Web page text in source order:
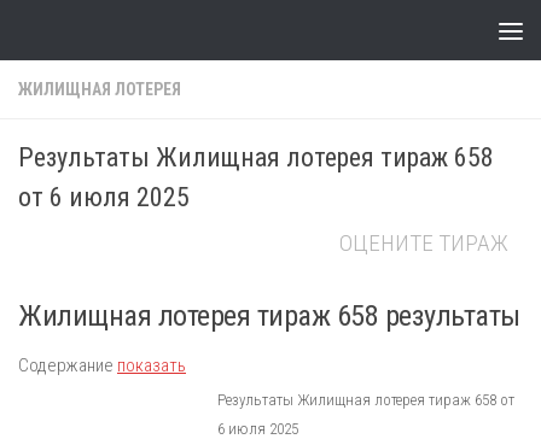
ЖИЛИЩНАЯ ЛОТЕРЕЯ
Результаты Жилищная лотерея тираж 658
от 6 июля 2025
ОЦЕНИТЕ ТИРАЖ
Жилищная лотерея тираж 658 результаты
Содержание показать
Результаты Жилищная лотерея тираж 658 от
6 июля 2025